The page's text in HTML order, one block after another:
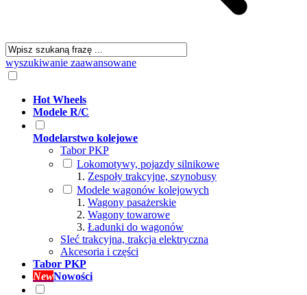
wyszukiwanie zaawansowane
Hot Wheels
Modele R/C
Modelarstwo kolejowe
Tabor PKP
Lokomotywy, pojazdy silnikowe
Zespoły trakcyjne, szynobusy
Modele wagonów kolejowych
Wagony pasażerskie
Wagony towarowe
Ładunki do wagonów
SIeć trakcyjna, trakcja elektryczna
Akcesoria i części
Tabor PKP
NewNowości